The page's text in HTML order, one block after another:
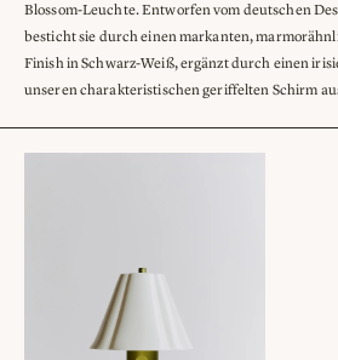
Blossom-Leuchte. Entworfen vom deutschen
besticht sie durch einen markanten,
Finish in Schwarz-Weiß, ergänzt durch einen
unseren charakteristischen geriffelten Schirm